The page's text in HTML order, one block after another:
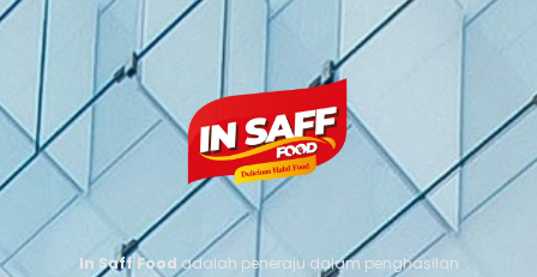
In Saff Food adalah peneraju dalam penghasilan